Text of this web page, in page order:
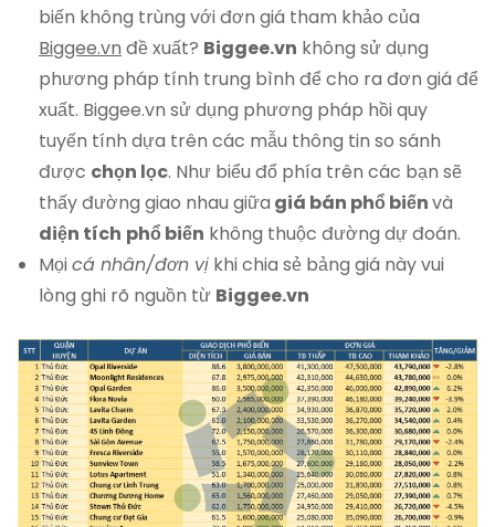
biến không trùng với đơn giá tham khảo của
Biggee.vn đề xuất? Biggee.vn không sử dụng
phương pháp tính trung bình để cho ra đơn giá để
xuất. Biggee.vn sử dụng phương pháp hồi quy
tuyến tính dựa trên các mẫu thông tin so sánh
được chọn lọc. Như biểu đổ phía trên các bạn sẽ
thấy đường giao nhau giữa giá bán phổ biếnvà
diện tích phổ biến không thuộc đường dự đoán.
Mọicá nhân/đơn vị khi chia sẻ bảng giá này vui
lòng ghi rõ nguồn từ Biggee.vn